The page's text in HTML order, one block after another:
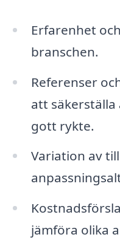
Erfarenhet
branschen.
Referenser
att
gott rykte.
Variation av
jämföra olika